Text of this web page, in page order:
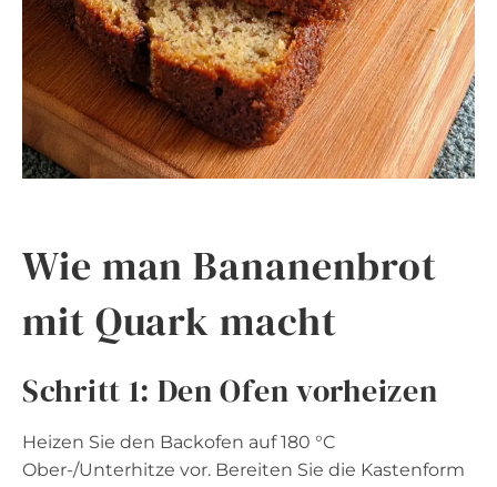
Wie man Bananenbrot
mit Quark macht
Schritt 1: Den Ofen vorheizen
Heizen Sie den Backofen auf 180 °C
Ober-/Unterhitze vor. Bereiten Sie die Kastenform